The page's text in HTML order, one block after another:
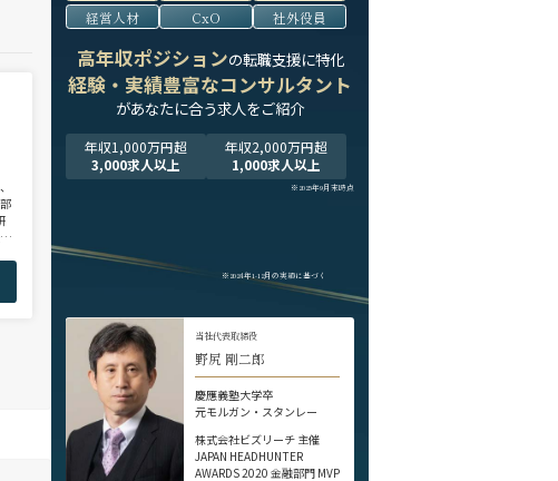
・
経営人材 CxO 社外役員
高年収ポジションの転職支援に特化
経験・実績豊富なコンサルタント
があなたに合う求人をご紹介
年収1,000万円超
3,000求人以上
年収2,000万円超
1,000求人以上
※2025年9月末時点
※2024年1-12月の実績に基づく
当社代表取締役
野尻 剛二郎
慶應義塾大学卒
元モルガン・スタンレー
株式会社ビズリーチ 主催
JAPAN HEADHUNTER
AWARDS 2020 金融部門 MVP